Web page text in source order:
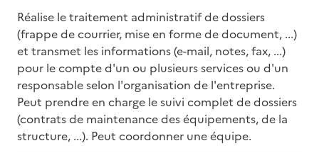
Réalise le traitement administratif de dossiers
(frappe de courrier, mise en forme de document, ...)
et transmet les informations (e-mail, notes, fax, ...)
pour le compte d'un ou plusieurs services ou d'un
responsable selon l'organisation de l'entreprise.
Peut prendre en charge le suivi complet de dossiers
(contrats de maintenance des équipements, de la
structure, ...). Peut coordonner une équipe.